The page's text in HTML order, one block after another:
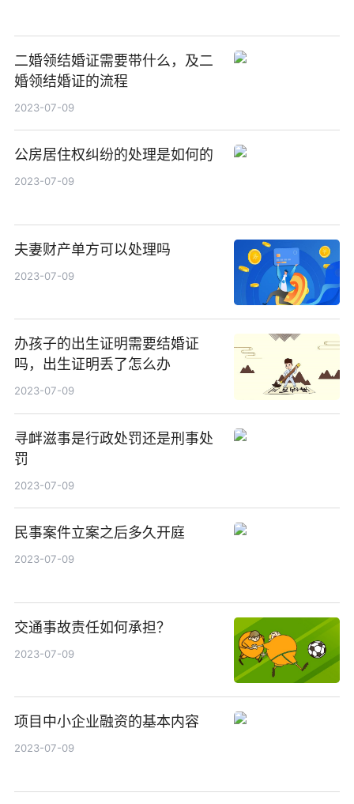
二婚领结婚证需要带什么，及二
婚领结婚证的流程
2023-07-09
公房居住权纠纷的处理是如何的
2023-07-09
夫妻财产单方可以处理吗
2023-07-09
办孩子的出生证明需要结婚证
吗，出生证明丢了怎么办
2023-07-09
寻衅滋事是行政处罚还是刑事处
罚
2023-07-09
民事案件立案之后多久开庭
2023-07-09
交通事故责任如何承担？
2023-07-09
项目中小企业融资的基本内容
2023-07-09